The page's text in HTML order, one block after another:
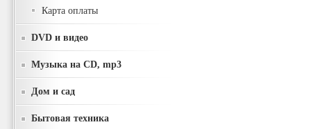
Карта оплаты
DVD и видео
Музыка на CD, mp3
Дом и сад
Бытовая техника